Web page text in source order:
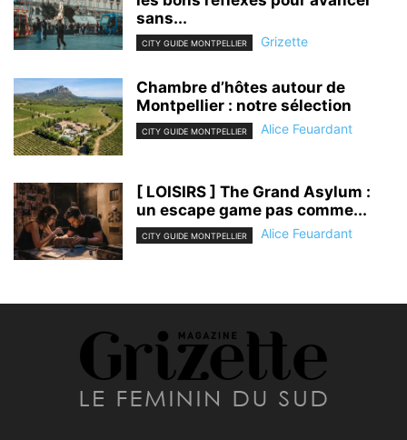
sans...
CITY GUIDE MONTPELLIER Grizette
Chambre d’hôtes autour de
Montpellier : notre sélection
CITY GUIDE MONTPELLIER Alice Feuardant
[ LOISIRS ] The Grand Asylum :
un escape game pas comme...
CITY GUIDE MONTPELLIER Alice Feuardant